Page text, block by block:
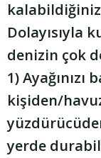
Dolayısıyla
denizin çok
1) Ayağınızı
kişiden/
yerde